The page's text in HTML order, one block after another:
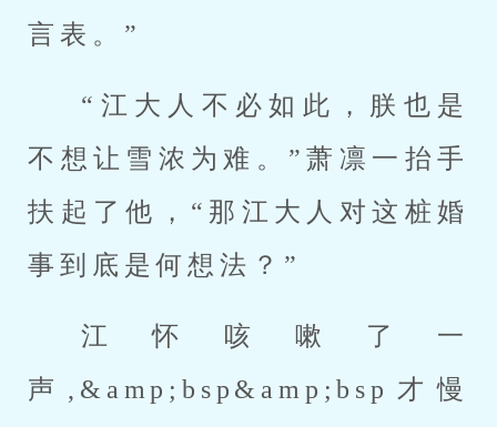
言表。”
“江大人不必如此，朕也是
不想让雪浓为难。”萧凛一抬手
扶起了他，“那江大人对这桩婚
事到底是何想法？”
江怀咳嗽了一
声,&amp;bsp&amp;bsp才慢